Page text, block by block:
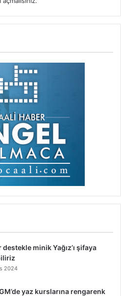
minik Yağız’ı şifaya
2024
yaz kurslarına rengarenk